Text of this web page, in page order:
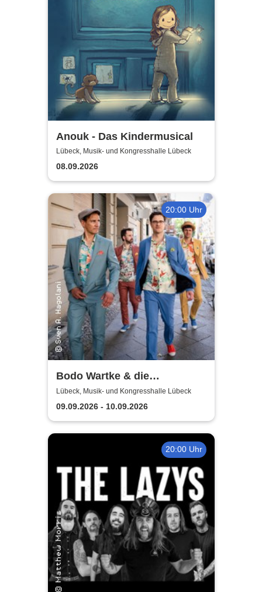
Anouk - Das Kindermusical
Lübeck, Musik- und Kongresshalle Lübeck
08.09.2026
20:00 Uhr
Bodo Wartke & die
SchönenGutenA-Band - In
guter Begleitung
Lübeck, Musik- und Kongresshalle Lübeck
09.09.2026 - 10.09.2026
20:00 Uhr